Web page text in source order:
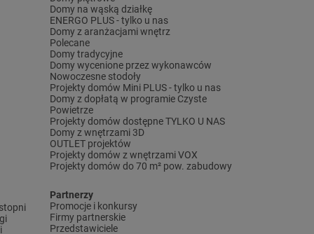
Domy na wąską działkę
ENERGO PLUS - tylko u nas
Domy z aranżacjami wnętrz
Polecane
Domy tradycyjne
Domy wycenione przez wykonawców
Nowoczesne stodoły
Projekty domów Mini PLUS - tylko u nas
Domy z dopłatą w programie Czyste
Powietrze
Projekty domów dostępne TYLKO U NAS
Domy z wnętrzami 3D
OUTLET projektów
Projekty domów z wnętrzami VOX
Projekty domów do 70 m² pow. zabudowy
Partnerzy
Promocje i konkursy
Firmy partnerskie
Przedstawiciele